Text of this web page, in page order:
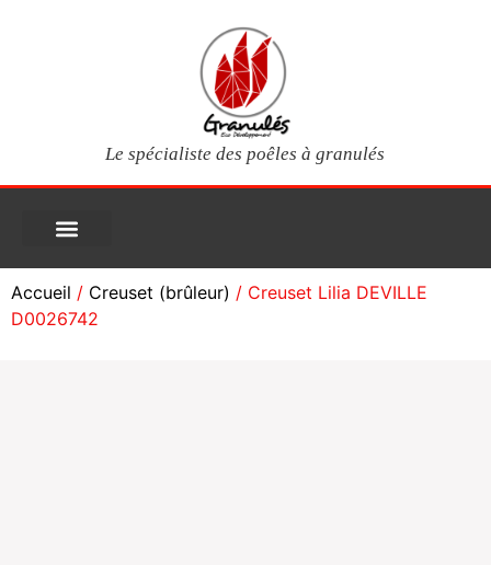
Le spécialiste des poêles à granulés
Accueil / Creuset (brûleur) / Creuset Lilia DEVILLE
D0026742